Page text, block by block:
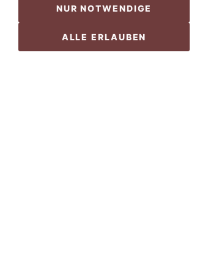
Ehrenmitglieder
WEITERLESEN
NUR NOTWENDIGE
ALLE ERLAUBEN